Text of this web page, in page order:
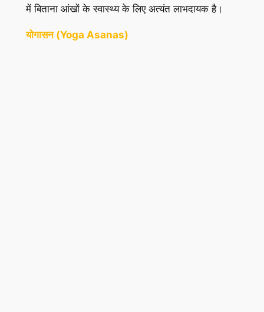
में बिताना आंखों के स्वास्थ्य के लिए अत्यंत लाभदायक है।
योगासन (Yoga Asanas)